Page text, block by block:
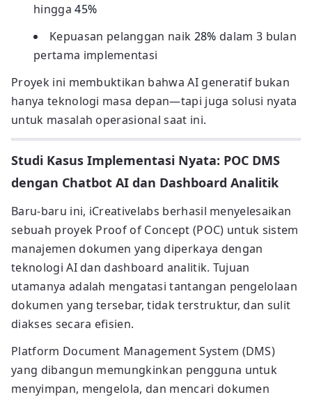
hingga45%
Kepuasan pelanggan naik 28% dalam 3 bulan
pertama implementasi
Proyek ini membuktikan bahwa AI generatif bukan
hanya teknologi masa depan—tapi juga solusi nyata
untuk masalah operasional saat ini.
Studi Kasus Implementasi Nyata: POC DMS
dengan Chatbot AI dan Dashboard Analitik
Baru-baru ini, iCreativelabs berhasil menyelesaikan
sebuah proyek Proof of Concept (POC) untuk sistem
manajemen dokumen yang diperkaya dengan
teknologi AI dan dashboard analitik. Tujuan
utamanya adalah mengatasi tantangan pengelolaan
dokumen yang tersebar, tidak terstruktur, dan sulit
diakses secara efisien.
Platform Document Management System (DMS)
yang dibangun memungkinkan pengguna untuk
menyimpan, mengelola, dan mencari dokumen